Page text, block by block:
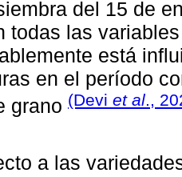
del 15 de
todas las
está
en el período
grano (Devi et al.,
a las